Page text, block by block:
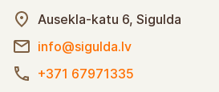
Ausekla-katu 6, Sigulda
info@sigulda.lv
+371 67971335